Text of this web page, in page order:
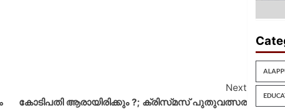
Next
കോടിപതി ആരായിരിക്കും ?; ക്രിസ്‌മസ് പുതുവത്സര